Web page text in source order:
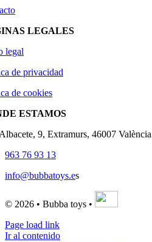
LEGALES
legal
de privacidad
de cookies
ESTAMOS
9, Extramurs, 46007 València
963 76 93 13
info@bubbatoys.es
© 2026 • Bubba toys •
Page load link
Ir al contenido